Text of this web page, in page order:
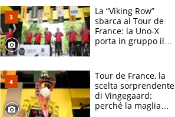
mirino
La “Viking Row”
sbarca al Tour de
France: la Uno-X
porta in gruppo il
compagni
Tour de France, la
scelta sorprendente
di Vingegaard:
perché la maglia